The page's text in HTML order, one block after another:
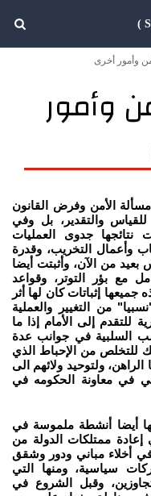
وأمور أخرى
وأمور
الأمن وفرض القانون
والتقدير، بل وفي
نتائجها جدوى العمليات
وأعمال التخريب، وقدرة
من الآن، وأثبتت أيضا
مع بؤر التوتر، وقواعد
إثباتات كان لها أثر
من التغيير والعملية
للتقدم إلى الأمام إذا ما
السلبية في جوانب عدة
للتخلص من الإحباط الذي
الراهن، ولتوحيد ولائهم الى
في معاونة الحكومه في
أيضا أنشطة ملموسة في
ممتلكات الدولة من
في أخلاء مباني ودور وشقق
سياسية، ومنها التي
وقبل الشروع في